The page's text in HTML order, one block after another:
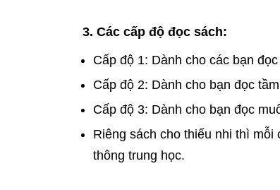
3. Các cấp độ đọc sách:
Cấp độ 1: Dành cho các bạn
Cấp độ 2: Dành cho bạn đọc
Cấp độ 3: Dành cho bạn đọc
Riêng sách cho thiếu nhi thì
thông trung học.